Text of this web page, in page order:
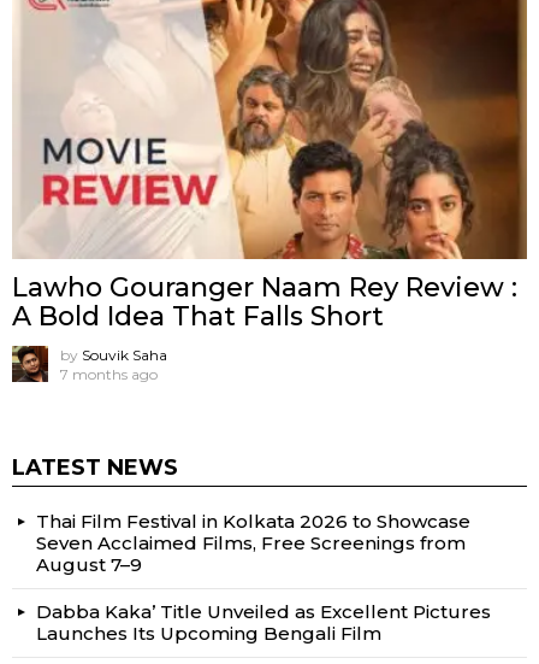
Lawho Gouranger Naam Rey Review :
A Bold Idea That Falls Short
by Souvik Saha
7 months ago
LATEST NEWS
Thai Film Festival in Kolkata 2026 to Showcase
Seven Acclaimed Films, Free Screenings from
August 7–9
Dabba Kaka’ Title Unveiled as Excellent Pictures
Launches Its Upcoming Bengali Film